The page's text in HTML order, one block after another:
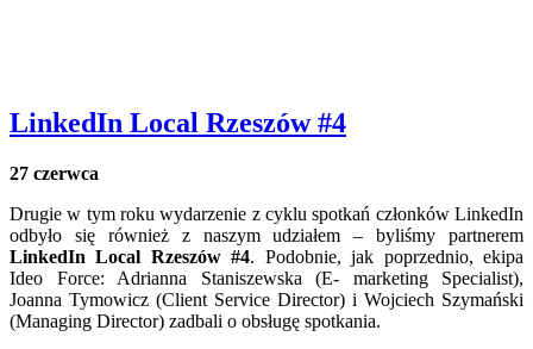
LinkedIn Local Rzeszów #4
27 czerwca
Drugie w tym roku wydarzenie z cyklu spotkań członków LinkedIn
odbyło się również z naszym udziałem – byliśmy partnerem
LinkedIn Local Rzeszów #4. Podobnie, jak poprzednio, ekipa
Ideo Force: Adrianna Staniszewska (E- marketing Specialist),
Joanna Tymowicz (Client Service Director) i Wojciech Szymański
(Managing Director) zadbali o obsługę spotkania.